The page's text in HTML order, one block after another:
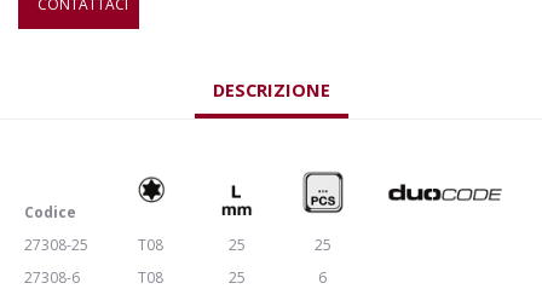
DESCRIZIONE
Codice
27308-25
T08 25
25
27308-6
T08 25
6